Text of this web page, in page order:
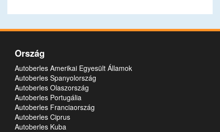
Ország
Autoberles Amerikai Egyesült Államok
Autoberles Spanyolország
Autoberles Olaszország
Autoberles Portugália
Autoberles Franciaország
Autoberles Ciprus
Autoberles Kuba